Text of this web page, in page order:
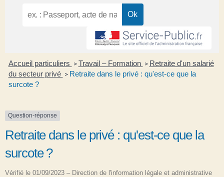
Accueil particuliers > Travail – Formation > Retraite d'un salarié
du secteur privé > Retraite dans le privé : qu'est-ce que la
surcote ?
Question-réponse
Retraite dans le privé : qu'est-ce que la
surcote ?
Vérifié le 01/09/2023 – Direction de l'information légale et administrative